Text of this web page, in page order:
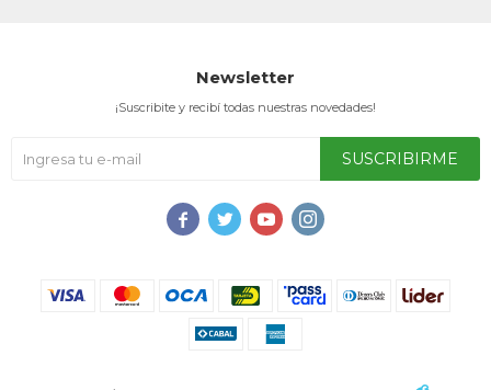
Newsletter
¡Suscribite y recibí todas nuestras novedades!
SUSCRIBIRME
   